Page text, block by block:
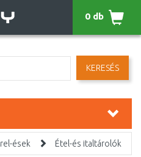
KERESÉS
0 db
ések Étel-és italtárolók